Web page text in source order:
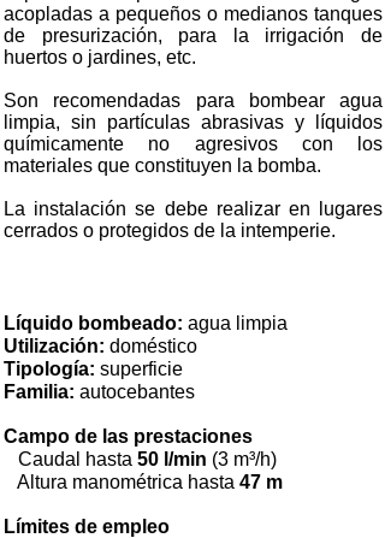
acopladas a pequeños o medianos tanques
de presurización, para la irrigación de
huertos o jardines, etc.
Son recomendadas para bombear agua
limpia, sin partículas abrasivas y líquidos
químicamente no agresivos con los
materiales que constituyen la bomba.
La instalación se debe realizar en lugares
cerrados o protegidos de la intemperie.
Líquido bombeado: agua limpia
Utilización: doméstico
Tipología: superficie
Familia: autocebantes
Campo de las prestaciones
Caudal hasta 50 l/min (3 m³/h)
Altura manométrica hasta 47 m
Límites de empleo